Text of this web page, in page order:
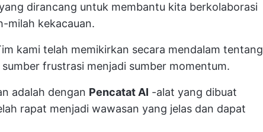
dirancang untuk membantu kita berkolaborasi
milah kekacauan.
kami telah memikirkan secara mendalam tentang
frustrasi menjadi sumber momentum.
adalah dengan Pencatat AI -alat yang dibuat
rapat menjadi wawasan yang jelas dan dapat